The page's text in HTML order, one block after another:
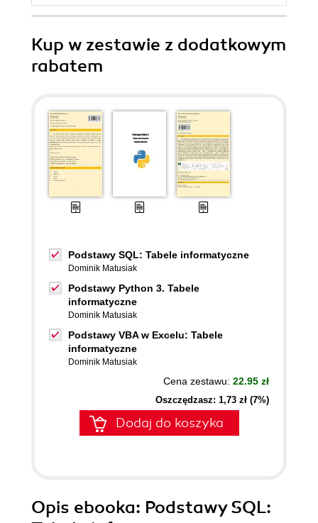
Kup w zestawie z dodatkowym
rabatem
Podstawy SQL: Tabele informatyczne
Dominik Matusiak
Podstawy Python 3. Tabele
informatyczne
Dominik Matusiak
Podstawy VBA w Excelu: Tabele
informatyczne
Dominik Matusiak
Cena zestawu: 22.95 zł
Oszczędzasz: 1,73 zł (7%)
Dodaj do koszyka
Opis ebooka: Podstawy SQL: